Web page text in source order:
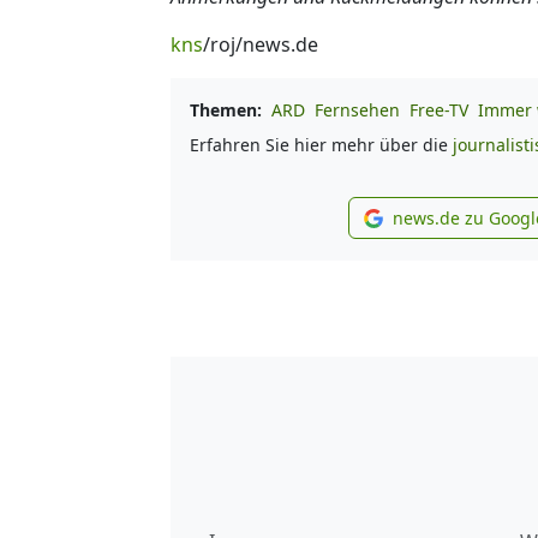
kns/roj/news.de
Themen: ARD Fernsehen Free-TV Immer
Erfahren Sie hier mehr über die
news.de zu